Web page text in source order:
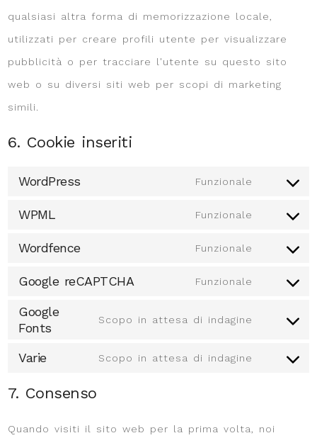
qualsiasi altra forma di memorizzazione locale,
utilizzati per creare profili utente per visualizzare
pubblicità o per tracciare l'utente su questo sito
web o su diversi siti web per scopi di marketing
simili.
6. Cookie inseriti
WordPress Funzionale
WPML Funzionale
Wordfence Funzionale
Google reCAPTCHA Funzionale
Google
Fonts
Scopo in attesa di indagine
Varie Scopo in attesa di indagine
7. Consenso
Quando visiti il sito web per la prima volta, noi